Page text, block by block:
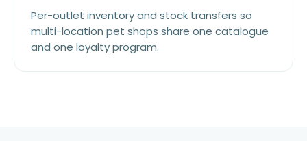
Per-outlet inventory and stock transfers so
multi-location pet shops share one catalogue
and one loyalty program.